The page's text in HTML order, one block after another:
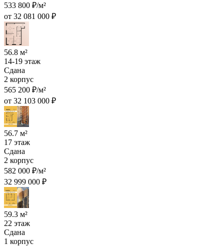
533 800 ₽/м²
от 32 081 000 ₽
56.8 м²
14-19 этаж
Сдана
2 корпус
565 200 ₽/м²
от 32 103 000 ₽
56.7 м²
17 этаж
Сдана
2 корпус
582 000 ₽/м²
32 999 000 ₽
59.3 м²
22 этаж
Сдана
1 корпус